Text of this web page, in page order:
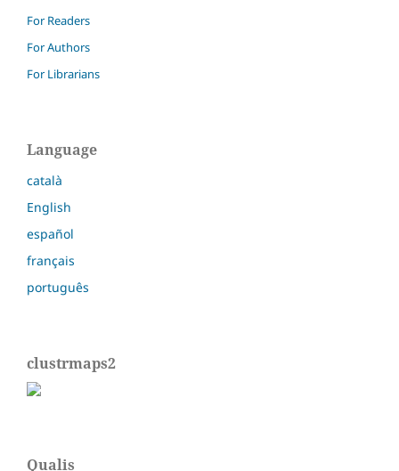
For Readers
For Authors
For Librarians
Language
català
English
español
français
português
clustrmaps2
Qualis